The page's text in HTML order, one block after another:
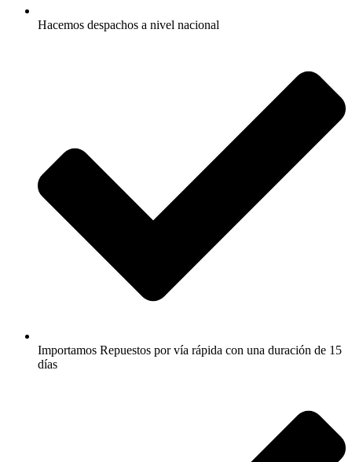
Hacemos despachos a nivel nacional
Importamos Repuestos por vía rápida con una duración de 15
días